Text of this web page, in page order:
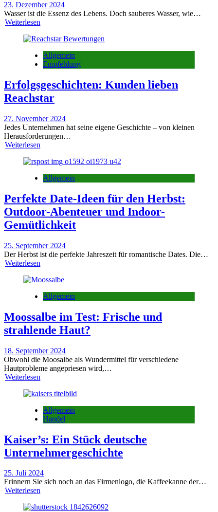
23. Dezember 2024
Wasser ist die Essenz des Lebens. Doch sauberes Wasser, wie…
Weiterlesen
Allgemein
Empfehlung
Erfolgsgeschichten: Kunden lieben
Reachstar
27. November 2024
Jedes Unternehmen hat seine eigene Geschichte – von kleinen
Herausforderungen…
Weiterlesen
Allgemein
Perfekte Date-Ideen für den Herbst:
Outdoor-Abenteuer und Indoor-
Gemütlichkeit
25. September 2024
Der Herbst ist die perfekte Jahreszeit für romantische Dates. Die…
Weiterlesen
Allgemein
Moossalbe im Test: Frische und
strahlende Haut?
18. September 2024
Obwohl die Moosalbe als Wundermittel für verschiedene
Hautprobleme angepriesen wird,…
Weiterlesen
Allgemein
Handel
Kaiser’s: Ein Stück deutsche
Unternehmergeschichte
25. Juli 2024
Erinnern Sie sich noch an das Firmenlogo, die Kaffeekanne der…
Weiterlesen